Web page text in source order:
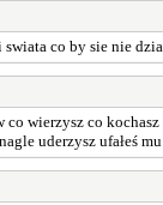
co by sie nie
wierzysz co kochasz
uderzysz ufałeś